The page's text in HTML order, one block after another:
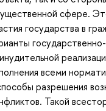
сфере.
государства в
всеми
разрешения
Такой